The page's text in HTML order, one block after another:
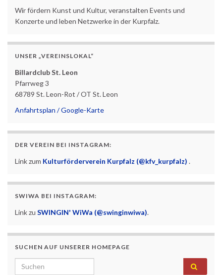
Wir fördern Kunst und Kultur, veranstalten Events und
Konzerte und leben Netzwerke in der Kurpfalz.
UNSER „VEREINSLOKAL“
Billardclub St. Leon
Pfarrweg 3
68789 St. Leon-Rot / OT St. Leon
Anfahrtsplan / Google-Karte
DER VEREIN BEI INSTAGRAM:
Link zum Kulturförderverein Kurpfalz (@kfv_kurpfalz) .
SWIWA BEI INSTAGRAM:
Link zu SWINGIN' WiWa (@swinginwiwa).
SUCHEN AUF UNSERER HOMEPAGE
Search for: